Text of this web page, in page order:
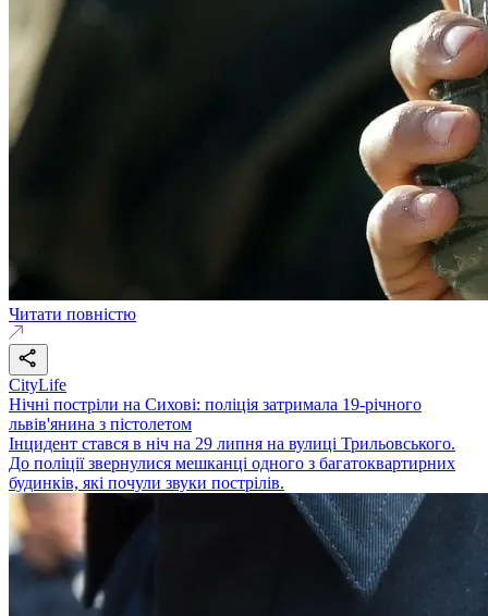
Читати повністю
CityLife
Нічні постріли на Сихові: поліція затримала 19-річного
львів'янина з пістолетом
Інцидент стався в ніч на 29 липня на вулиці Трильовського.
До поліції звернулися мешканці одного з багатоквартирних
будинків, які почули звуки пострілів.